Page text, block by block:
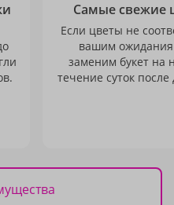
Самые свежие
Если цветы не
вашим
заменим букет на
течение суток после